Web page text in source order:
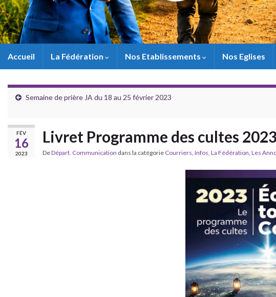
Accueil La Fédération Nos Etablissements Nos Eglises
Semaine de prière JA du 18 au 25 février 2023
FÉV
16
2023
Livret Programme des cultes
DeDépart. Communication dans la catégorie Courriers Infos La Fédération Les